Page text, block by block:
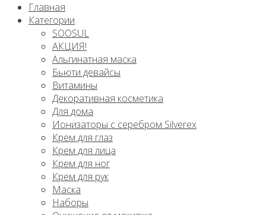
Главная
Категории
SOOSUL
АКЦИЯ!
Альгинатная маска
Бьюти девайсы
Витамины
Декоративная косметика
Для дома
Ионизаторы с серебром Silverex
Крем для глаз
Крем для лица
Крем для ног
Крем для рук
Маска
Наборы